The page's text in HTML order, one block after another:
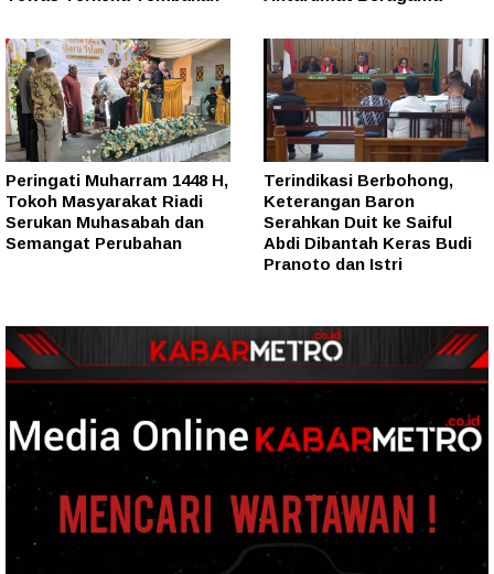
Peringati Muharram 1448 H,
Tokoh Masyarakat Riadi
Serukan Muhasabah dan
Semangat Perubahan
Terindikasi Berbohong,
Keterangan Baron
Serahkan Duit ke Saiful
Abdi Dibantah Keras Budi
Pranoto dan Istri